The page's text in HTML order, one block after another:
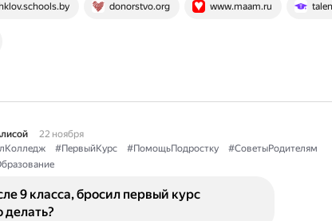
donorstvo.org www.maam.ru
22 ноября
#ПервыйКурс #ПомощьПодростку
#СоветыРодителям
9 класса, бросил первый курс
делать?